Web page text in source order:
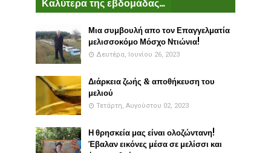
Καλύτερα της εβδομάδας...
Μια συμβουλή απο τον Επαγγελματία
μελισσοκόμο Μόσχο Ντιώνια!
Δευτέρα, Ιουνίου 26, 2023
Διάρκεια ζωής & αποθήκευση του
μελιού
Τετάρτη, Αυγούστου 02, 2023
Η θρησκεία μας είναι ολοζώντανη!
Έβαλαν εικόνες μέσα σε μελίσσι και